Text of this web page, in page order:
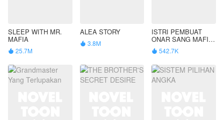
SLEEP WITH MR.
MAFIA
 25.7M
ALEA STORY
 3.8M
ISTRI PEMBUAT
ONAR SANG MAFIA
KEJAM
 542.7K